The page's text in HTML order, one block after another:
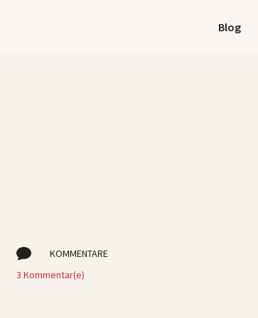
Blog

KOMMENTARE
3 Kommentar(e)